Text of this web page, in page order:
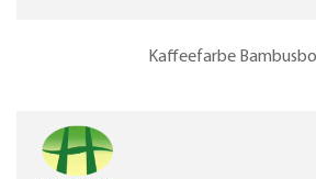
Kaffeefarbe